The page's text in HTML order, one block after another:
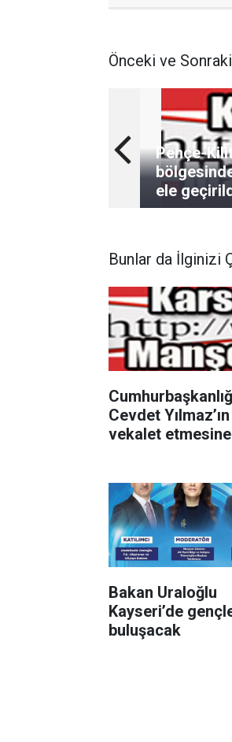
Önceki ve
Pençe-
ele
Bunlar da İlginizi
Cevdet Yılmaz’ın
vekalet
Bakan Uraloğlu
Kayseri’de
buluşacak